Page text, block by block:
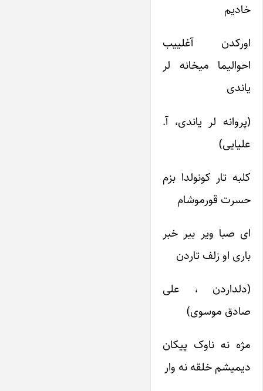
خادیم
اورکدن آغلییب
احوالیما میخانه لر
یاندی
(پروانه لر یاندی، آ.
علیایی)
کلبه تار کونولدا بزم
حسرت قورموشام
ای صبا ویر بیر خبر
باری او زلف تاردن
(دلداردن ، علی
صادق موسوی)
مژه نه ناوک پیکان
دیمیشم خلقه نه وار